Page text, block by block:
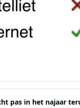
pas in het najaar